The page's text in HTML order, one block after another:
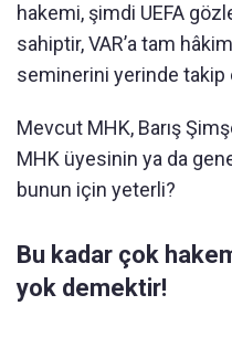
hakemi, şimdi UEFA
sahiptir, VAR’a tam
seminerini yerinde takip
Mevcut MHK, Barış
MHK üyesinin ya da
bunun için yeterli?
Bu kadar çok
yok demektir!